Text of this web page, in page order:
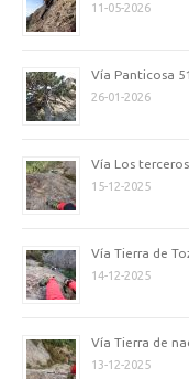
11-05-2026
Vía Panticosa
26-01-2026
Vía Los
15-12-2025
Vía Tierra de
14-12-2025
Vía Tierra de
13-12-2025